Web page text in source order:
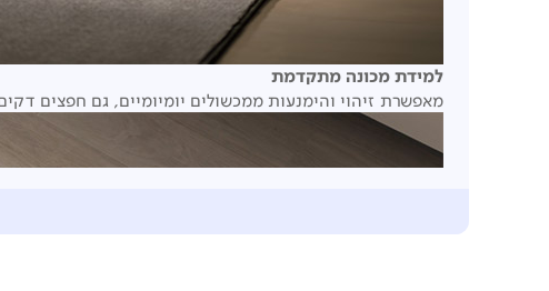
למידת מכונה מתקדמת
מאפשרת זיהוי והימנעות ממכשולים יומיומיים, גם חפצים